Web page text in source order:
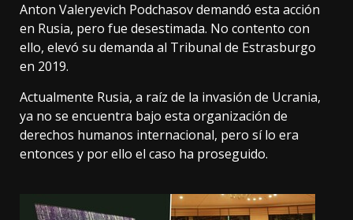
Anton Valeryevich Podchasov demandó esta acción
en Rusia, pero fue desestimada. No contento con
ello, elevó su demanda al Tribunal de Estrasburgo
en 2019.
Actualmente Rusia, a raíz de la invasión de Ucrania,
ya no se encuentra bajo esta organización de
derechos humanos internacional, pero sí lo era
entonces y por ello el caso ha proseguido.